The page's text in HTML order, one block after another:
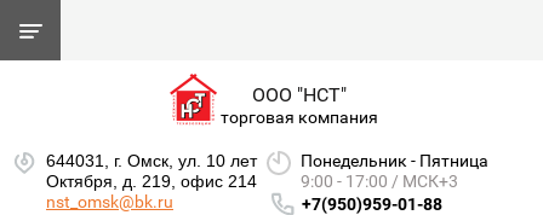
ООО "НСТ"
торговая компания
644031, г. Омск, ул. 10 лет
Октября, д. 219, офис 214
Понедельник - Пятница
9:00 - 17:00 / МСК+3
nst_omsk@bk.ru
+7(950)959-01-88